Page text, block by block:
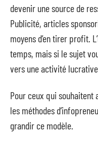
devenir une source de
Publicité, articles
moyens d’en tirer profit.
temps, mais si le sujet
vers une activité
Pour ceux qui souhaitent
les méthodes
grandir ce modèle.